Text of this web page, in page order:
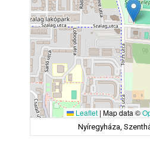
Leaflet | Map data ©
Nyíregyháza,